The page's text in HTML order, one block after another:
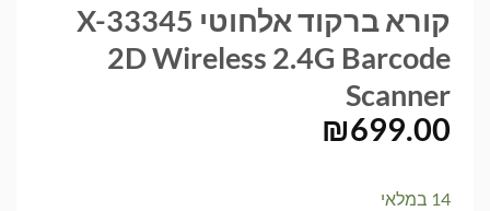
קורא ברקוד אלחוטי X-33345
2D Wireless 2.4G Barcode
Scanner
₪699.00
14 במלאי